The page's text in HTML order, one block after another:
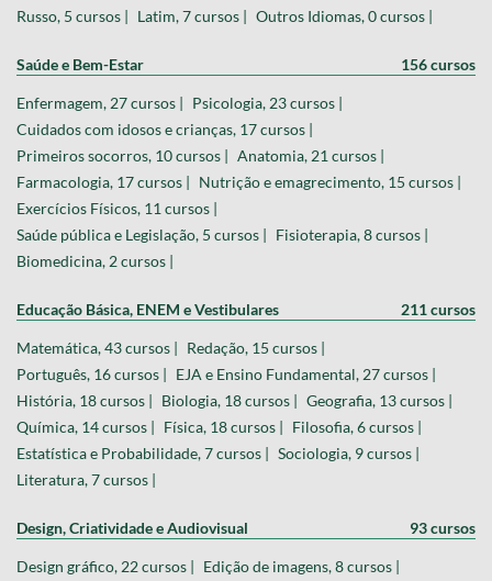
Russo, 5 cursos | Latim, 7 cursos | Outros Idiomas, 0 cursos |
Saúde e Bem-Estar 156 cursos
Enfermagem, 27 cursos | Psicologia, 23 cursos |
Cuidados com idosos e crianças, 17 cursos |
Primeiros socorros, 10 cursos | Anatomia, 21 cursos |
Farmacologia, 17 cursos | Nutrição e emagrecimento, 15 cursos |
Exercícios Físicos, 11 cursos |
Saúde pública e Legislação, 5 cursos | Fisioterapia, 8 cursos |
Biomedicina, 2 cursos |
Educação Básica, ENEM e Vestibulares 211 cursos
Matemática, 43 cursos | Redação, 15 cursos |
Português, 16 cursos | EJA e Ensino Fundamental, 27 cursos |
História, 18 cursos | Biologia, 18 cursos | Geografia, 13 cursos |
Química, 14 cursos | Física, 18 cursos | Filosofia, 6 cursos |
Estatística e Probabilidade, 7 cursos | Sociologia, 9 cursos |
Literatura, 7 cursos |
Design, Criatividade e Audiovisual 93 cursos
Design gráfico, 22 cursos | Edição de imagens, 8 cursos |